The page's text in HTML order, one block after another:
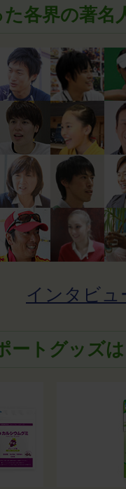
各界の著名
インタビュ
ートグッズ